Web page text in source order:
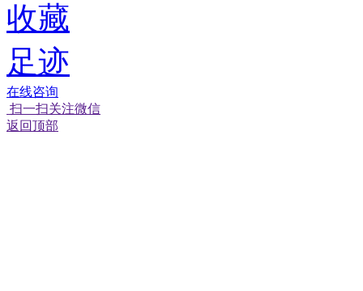
收藏
足迹
在线咨询
扫一扫关注微信
返回顶部